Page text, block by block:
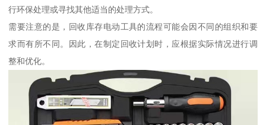
行环保处理或寻找其他适当的处理方式。
需要注意的是，回收库存电动工具的流程可能会因不同的组织和要
求而有所不同。因此，在制定回收计划时，应根据实际情况进行调
整和优化。